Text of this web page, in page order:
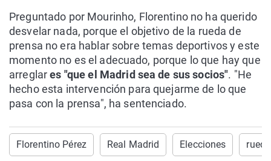
Preguntado por Mourinho, Florentino no ha querido
desvelar nada, porque el objetivo de la rueda de
prensa no era hablar sobre temas deportivos y este
momento no es el adecuado, porque lo que hay que
arreglares "que el Madrid sea de sus socios". "He
hecho esta intervención para quejarme de lo que
pasa con la prensa", ha sentenciado.
Florentino Pérez Real Madrid Elecciones